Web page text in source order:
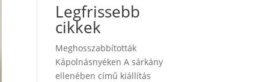
Legfrissebb
cikkek
Meghosszabbították
Kápolnásnyéken A sárkány
ellenében című kiállítás